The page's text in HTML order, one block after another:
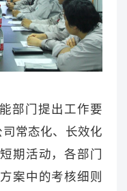
部门提出工作要
司常态化、长效化
期活动，各部门
案中的考核细则